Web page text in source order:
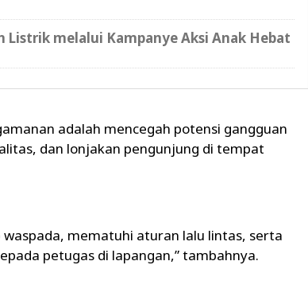
Listrik melalui Kampanye Aksi Anak Hebat
adalah mencegah potensi gangguan
dan lonjakan pengunjung di tempat
mematuhi aturan lalu lintas, serta
petugas di lapangan,” tambahnya.